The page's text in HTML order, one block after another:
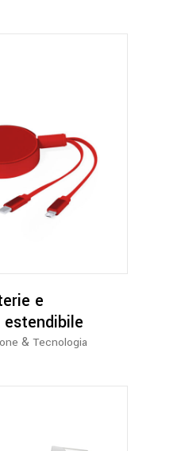
Questo
prodotto
ha
opzioni
possono
essere
scelte
del
e
& Tecnologia